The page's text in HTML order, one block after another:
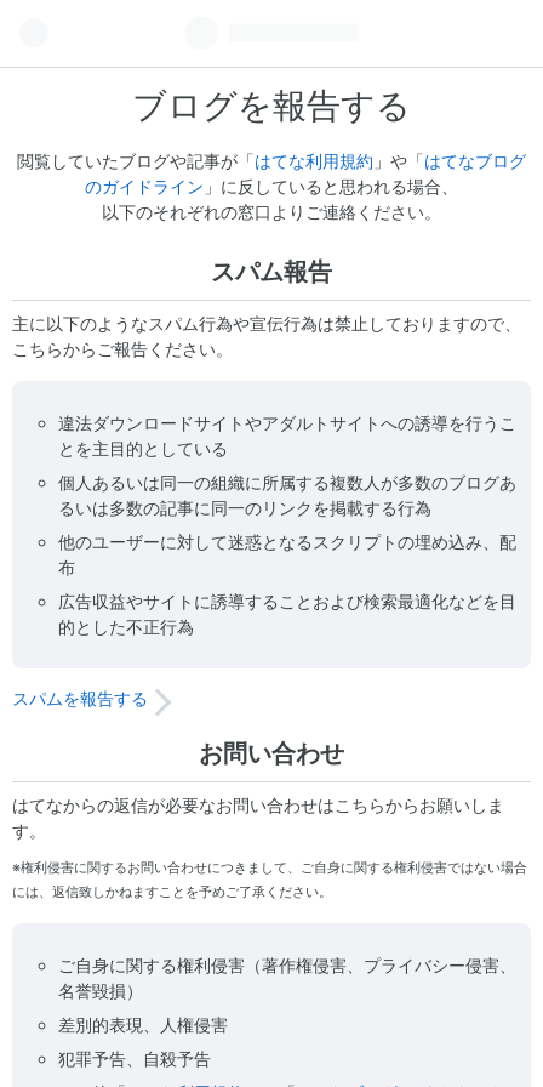
ブログを報告する
閲覧していたブログや記事が「はてな利用規約 」や「はてなブログ
のガイドライン 」に反していると思われる場合、
以下のそれぞれの窓口よりご連絡ください。
スパム報告
主に以下のようなスパム行為や宣伝行為は禁止しておりますので、
こちらからご報告ください。
違法ダウンロードサイトやアダルトサイトへの誘導を行うこ
とを主目的としている
個人あるいは同一の組織に所属する複数人が多数のブログあ
るいは多数の記事に同一のリンクを掲載する行為
他のユーザーに対して迷惑となるスクリプトの埋め込み、配
布
広告収益やサイトに誘導することおよび検索最適化などを目
的とした不正行為
スパムを報告する
お問い合わせ
はてなからの返信が必要なお問い合わせはこちらからお願いしま
す。
※権利侵害に関するお問い合わせにつきまして、ご自身に関する権利侵害ではない場合
には、返信致しかねますことを予めご了承ください。
ご自身に関する権利侵害（著作権侵害、プライバシー侵害、
名誉毀損）
差別的表現、人権侵害
犯罪予告、自殺予告